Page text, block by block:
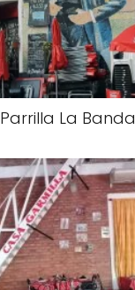
Parrilla La Banda